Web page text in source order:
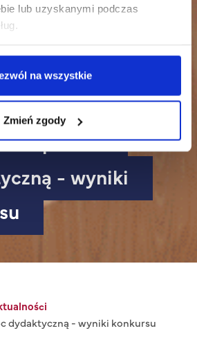
lub uzyskanymi podczas
na wszystkie
Zmień zgody
- wyniki
dydaktyczną - wyniki konkursu